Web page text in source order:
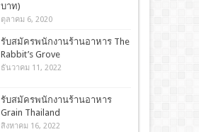
บาท)
ตุลาคม 6, 2020
รับสมัครพนักงานร้านอาหาร The
Rabbit’s Grove
ธันวาคม 11, 2022
รับสมัครพนักงานร้านอาหาร
Grain Thailand
สิงหาคม 16, 2022